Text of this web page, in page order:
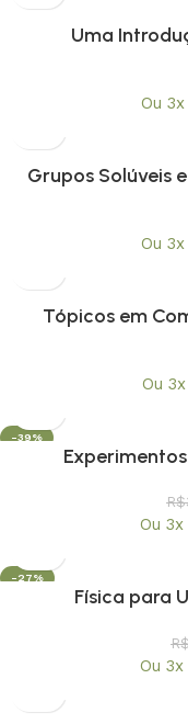
Uma
Ou
Grupos Solúveis
Ou
Tópicos em
Ou
-39%
R$
Ou 3x
-27%
Física para
Ou 3x